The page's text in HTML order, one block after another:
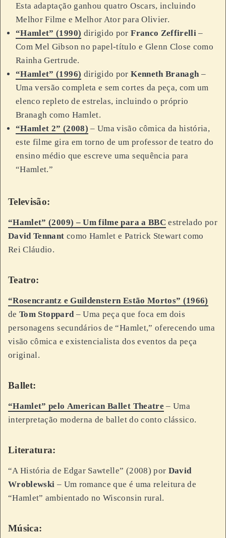
Esta adaptação ganhou quatro Oscars, incluindo
Melhor Filme e Melhor Ator para Olivier.
“Hamlet” (1990) dirigido porFranco Zeffirelli –
Com Mel Gibson no papel-título e Glenn Close como
Rainha Gertrude.
“Hamlet” (1996) dirigido porKenneth Branagh –
Uma versão completa e sem cortes da peça, com um
elenco repleto de estrelas, incluindo o próprio
Branagh como Hamlet.
“Hamlet 2” (2008) – Uma visão cômica da história,
este filme gira em torno de um professor de teatro do
ensino médio que escreve uma sequência para
“Hamlet.”
Televisão:
“Hamlet” (2009) – Um filme para a BBC estrelado por
David Tennant como Hamlet e Patrick Stewart como
Rei Cláudio.
Teatro:
“Rosencrantz e Guildenstern Estão Mortos” (1966)
deTom Stoppard– Uma peça que foca em dois
personagens secundários de “Hamlet,” oferecendo uma
visão cômica e existencialista dos eventos da peça
original.
Ballet:
“Hamlet” pelo American Ballet Theatre – Uma
interpretação moderna de ballet do conto clássico.
Literatura:
“A História de Edgar Sawtelle” (2008) por David
Wroblewski – Um romance que é uma releitura de
“Hamlet” ambientado no Wisconsin rural.
Música: